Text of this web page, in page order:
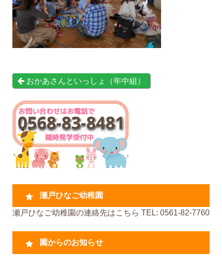
おかあさんといっしょ（年中組）
瀬戸ひなご幼稚園
瀬戸ひなご幼稚園の連絡先はこちら TEL: 0561-82-7760
園からのお知らせ